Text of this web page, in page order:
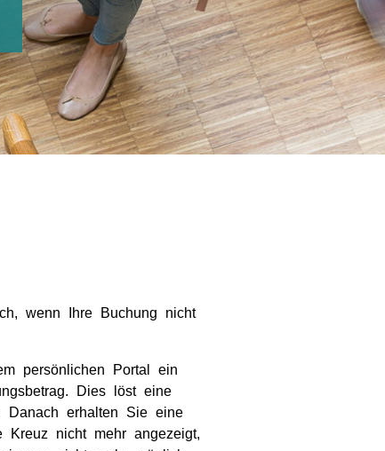
wenn Ihre Buchung nicht
persönlichen Portal ein
Dies löst eine
Danach erhalten Sie eine
nicht mehr angezeigt,